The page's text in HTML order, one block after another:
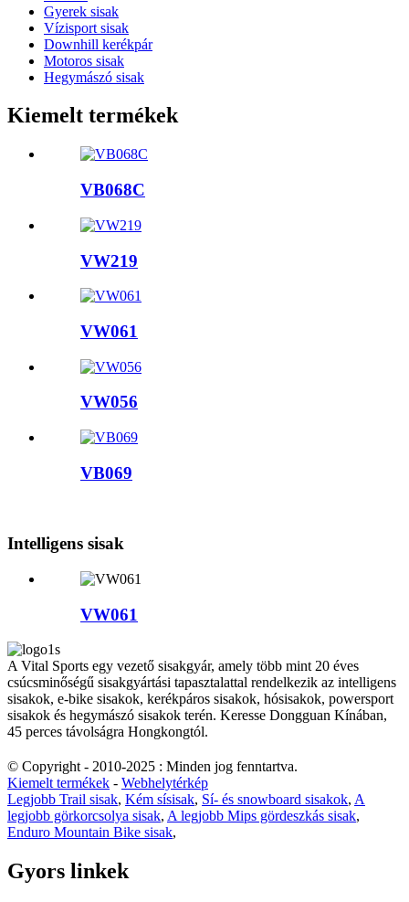
Gyerek sisak
Vízisport sisak
Downhill kerékpár
Motoros sisak
Hegymászó sisak
Kiemelt termékek
VB068C
VW219
VW061
VW056
VB069
Intelligens sisak
VW061
A Vital Sports egy vezető sisakgyár, amely több mint 20 éves
csúcsminőségű sisakgyártási tapasztalattal rendelkezik az intelligens
sisakok, e-bike sisakok, kerékpáros sisakok, hósisakok, powersport
sisakok és hegymászó sisakok terén. Keresse Dongguan Kínában,
45 perces távolságra Hongkongtól.
© Copyright - 2010-2025 : Minden jog fenntartva.
Kiemelt termékek - Webhelytérkép
Legjobb Trail sisak, Kém sísisak, Sí- és snowboard sisakok, A
legjobb görkorcsolya sisak, A legjobb Mips gördeszkás sisak,
Enduro Mountain Bike sisak,
Gyors linkek